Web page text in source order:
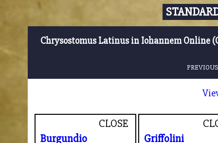
Chrysostomus Latinus in Iohannem Online
CLOSE
Burgundio
Griffolini